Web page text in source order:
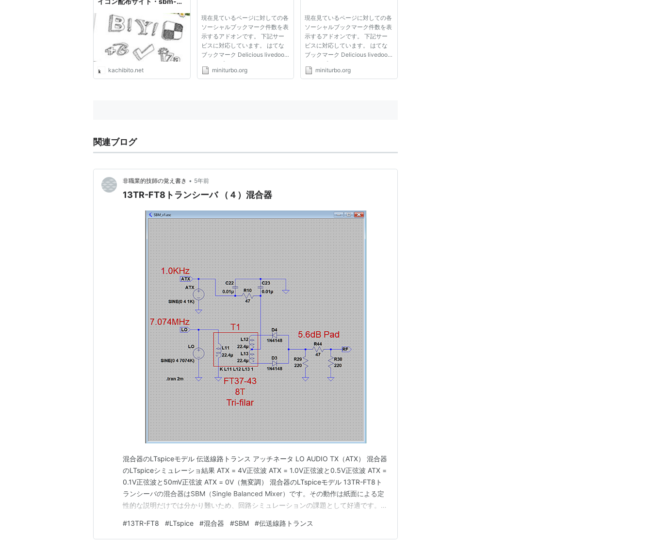
kachibito.net
現在見ているページに対しての各
ソーシャルブックマーク件数を表
示するアドオンです。 下記サー
ビスに対応しています。 はてな
ブックマーク Delicious livedoor
クリップ POOKMARK Airlines
Buzzurl @nifty クリップ インス
miniturbo.org
現在見ているページに対しての各
ソーシャルブックマーク件数を表
示するアドオンです。 下記サー
ビスに対応しています。 はてな
ブックマーク Delicious livedoor
クリップ POOKMARK Airlines
Buzzurl @nifty クリップ はてな
miniturbo.org
関連ブログ
非職業的技師の覚え書き • 5年前
13TR-FT8トランシーバ （４）混合器
混合器のLTspiceモデル 伝送線路トランス アッチネータ LO AUDIO TX（ATX） 混合器
のLTspiceシミュレーショ結果 ATX = 4V正弦波 ATX = 1.0V正弦波と0.5V正弦波 ATX =
0.1V正弦波と50mV正弦波 ATX = 0V（無変調） 混合器のLTspiceモデル 13TR-FT8ト
ランシーバの混合器はSBM（Single Balanced Mixer）です。その動作は紙面による定
性的な説明だけでは分かり難いため、回路シミュレーションの課題として好適です。
#13TR-FT8 #LTspice #混合器 #SBM #伝送線路トランス